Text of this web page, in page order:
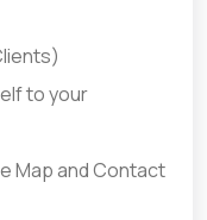
to your
Map and Contact